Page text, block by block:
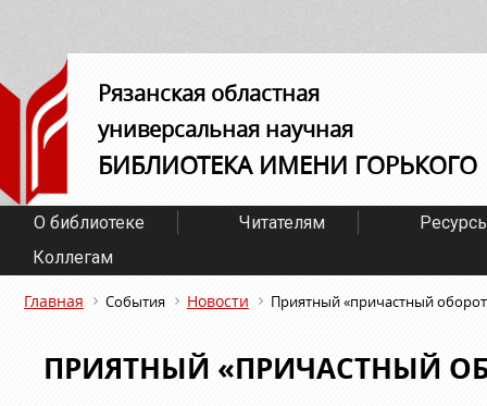
Рязанская областная
универсальная научная
БИБЛИОТЕКА ИМЕНИ ГОРЬКОГО
О библиотеке Читателям
Коллегам
Главная События Новости Приятный «причастный
ПРИЯТНЫЙ «ПРИЧАСТНЫЙ